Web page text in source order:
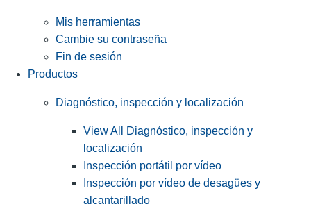
Mis herramientas
Cambie su contraseña
Fin de sesión
Productos
Diagnóstico, inspección y localización
View All Diagnóstico, inspección y
localización
Inspección portátil por vídeo
Inspección por vídeo de desagües y
alcantarillado